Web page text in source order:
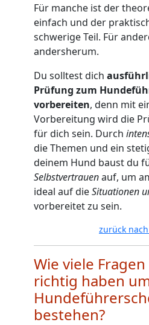
Für manche ist der
einfach und der
schwerige Teil. Für
andersherum.
Du solltest dich
Prüfung zum
vorbereiten, denn mit
Vorbereitung wird die
für dich sein. Durch
die Themen und ein
deinem Hund baust du
Selbstvertrauenauf, um
ideal auf dieSituationen
vorbereitet zu sein.
zurück
Wie viele
richtig haben
bestehen?